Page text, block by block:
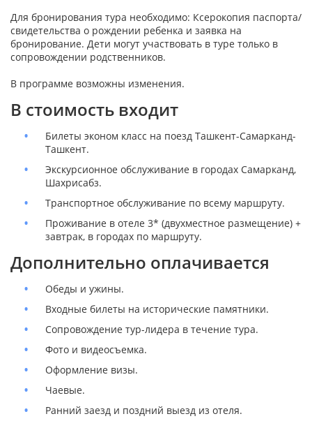
Для бронирования тура необходимо: Ксерокопия паспорта/
свидетельства о рождении ребенка и заявка на
бронирование. Дети могут участвовать в туре только в
сопровождении родственников.
В программе возможны изменения.
В стоимость входит
Билеты эконом класс на поезд Ташкент-Самарканд-
Ташкент.
Экскурсионное обслуживание в городах Самарканд,
Шахрисабз.
Транспортное обслуживание по всему маршруту.
Проживание в отеле 3* (двухместное размещение) +
завтрак, в городах по маршруту.
Дополнительно оплачивается
Обеды и ужины.
Входные билеты на исторические памятники.
Сопровождение тур-лидера в течение тура.
Фото и видеосъемка.
Оформление визы.
Чаевые.
Ранний заезд и поздний выезд из отеля.